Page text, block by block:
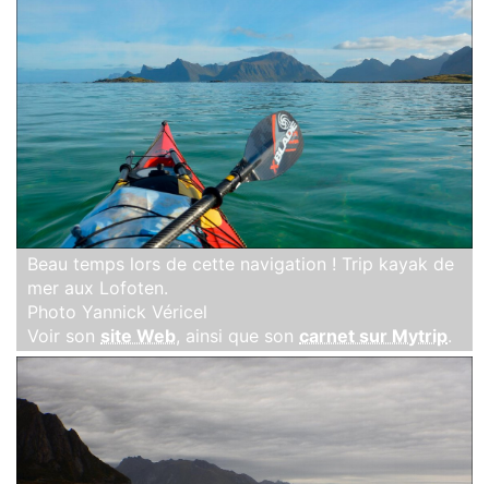
Beau temps lors de cette navigation ! Trip kayak de
mer aux Lofoten.
Photo Yannick Véricel
Voir son site Web, ainsi que son carnet sur Mytrip.